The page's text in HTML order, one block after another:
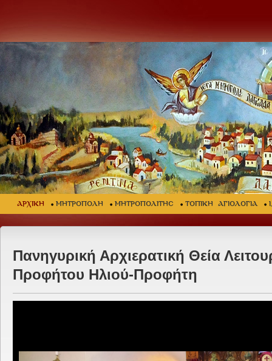
ΑΡΧΙΚΗ ΜΗΤΡΟΠΟΛΗ ΜΗΤΡΟΠΟΛΙΤΗΣ ΤΟΠΙΚΗ ΑΓΙΟΛΟΓΙΑ
Πανηγυρική Αρχιερατική Θεία
Προφήτου Ηλιού-Προφήτη